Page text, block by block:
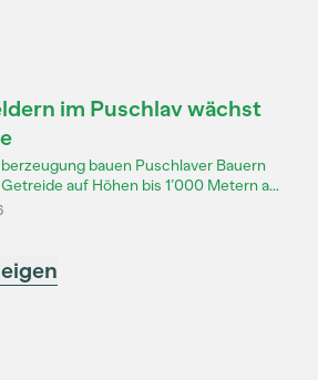
im Puschlav wächst
bauen Puschlaver Bauern
auf Höhen bis 1’000 Metern a...